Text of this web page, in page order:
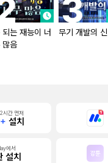
되는 재능이 너
많음
무기 개발의 신
시간 먼저
설치
에서
설치